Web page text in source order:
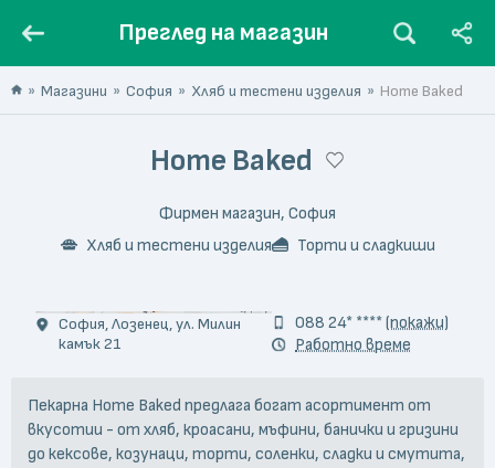
Преглед на магазин
Магазини София Хляб и тестени изделия Home Baked
Home Baked
Фирмен магазин, София
Хляб и тестени изделия
Торти и сладкиши
София, Лозенец, ул. Милин
камък 21
088 24* ****(покажи)
Работно време
Пекарна Home Baked предлага богат асортимент от
вкусотии - от хляб, кроасани, мъфини, банички и гризини
до кексове, козунаци, торти, соленки, сладки и смутита,